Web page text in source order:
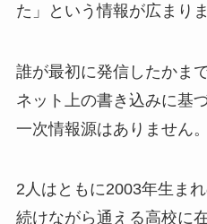
た」という情報が広まりま
誰が最初に発信したかま
ネット上の書き込みに基
一次情報源はありません。
2人はともに2003年生ま
続けながら通える高校に